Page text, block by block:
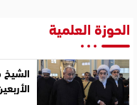
الحوزة العلمية